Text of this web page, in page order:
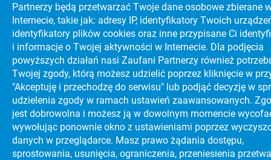
Partnerzy będą przetwarzać Twoje dane osobowe zbierane
Internecie, takie jak: adresy IP, identyfikatory Twoich
identyfikatory plików cookies oraz inne przypisane Ci
i informacje o Twojej aktywności w Internecie. Dla podjęcia
powyższych działań nasi Zaufani Partnerzy również
Twojej zgody, którą możesz udzielić poprzez kliknięcie w
"Akceptuję i przechodzę do serwisu" lub podjąć decyzję w
udzielenia zgody w ramach ustawień zaawansowanych.
jest dobrowolna i możesz ją w dowolnym momencie
wywołując ponownie okno z ustawieniami poprzez
danych w przeglądarce. Masz prawo żądania dostępu,
sprostowania, usunięcia, ograniczenia, przeniesienia